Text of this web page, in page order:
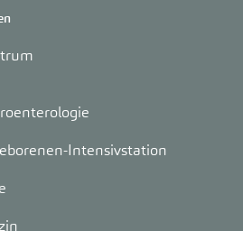
Intensivstation